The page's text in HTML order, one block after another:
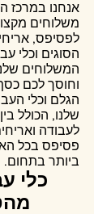
אנחנו במרכז
משלוחים
לפסיפס,
הסוגים וכלי
המשלוחים
וחוסך לכם
הגלם וכלי
שלנו, הכולל
לעבודה
פסיפס בכל
ביותר בתחום.
כלי